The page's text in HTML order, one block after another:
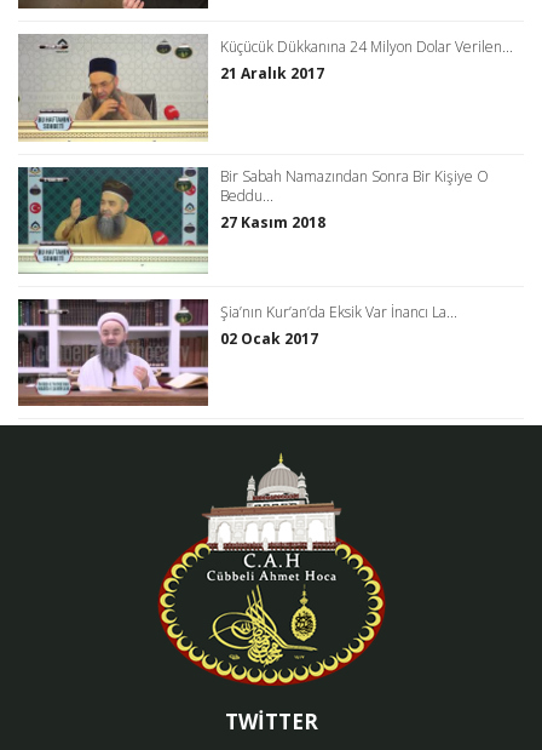
Küçücük Dükkanına 24 Milyon Dolar Verilen...
21 Aralık 2017
Bir Sabah Namazından Sonra Bir Kişiye O
Beddu...
27 Kasım 2018
Şia’nın Kur’an’da Eksik Var İnancı La...
02 Ocak 2017
TWİTTER